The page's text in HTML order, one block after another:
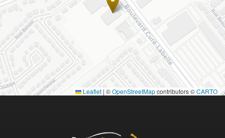
Leaflet | ©OpenStreetMapcontributors ©CARTO